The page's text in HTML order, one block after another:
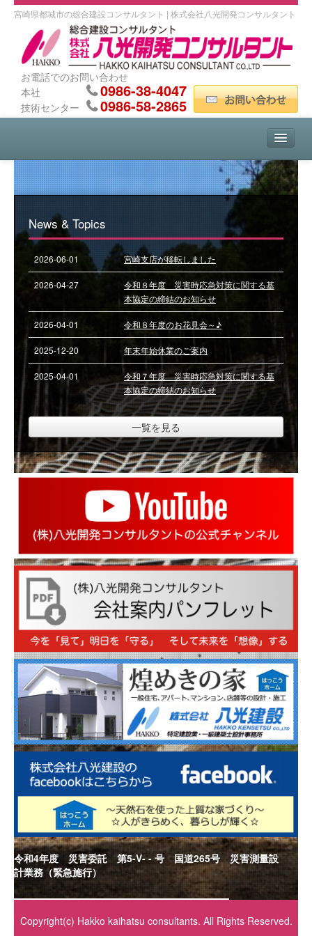
宮崎県都城市の総合建設コンサルタント | 株式会社八光開発コンサルタント
お電話でのお問い合わせ
本社
0986-38-4047
技術センター 0986-58-2865
HOME
会社案内
事業紹介
資格者一覧
ごあいさつ
求人
News & Topics
2026-06-01 宮崎支店が移転しました
2026-04-27
令和８年度 災害時応急対策に関する基
本協定の締結のお知らせ
2026-04-01 令和８年度のお花見会～♪
2025-12-20 年末年始休業のご案内
2025-04-01
令和７年度 災害時応急対策に関する基
本協定の締結のお知らせ
一覧を見る
令和4年度 災害委託 第5-V- - 号 国道265号 災害測量設
計業務（緊急施行）
Copyright(c) Hakko kaihatsu consultants. All Rights Reserved.